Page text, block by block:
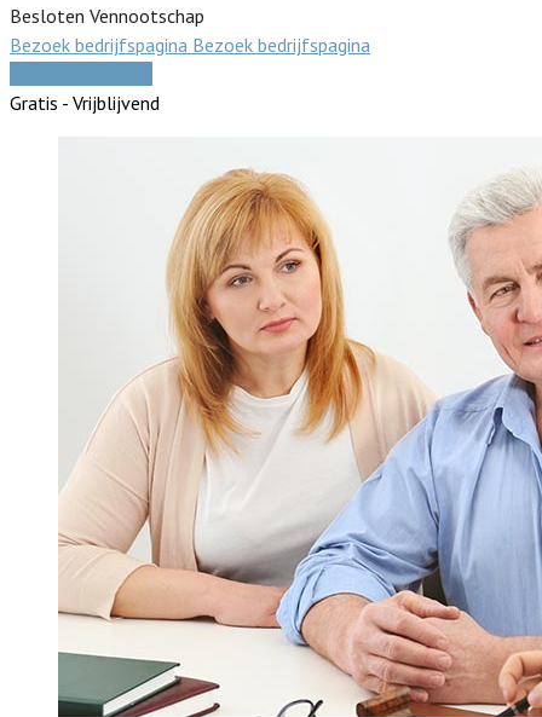
Besloten Vennootschap
Bezoek bedrijfspagina Bezoek bedrijfspagina
Gratis - Vrijblijvend